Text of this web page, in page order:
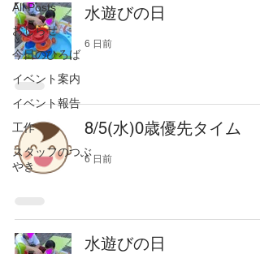
All Posts
おしらせ
今日のひろば
イベント案内
イベント報告
工作
スタッフのつぶ
やき
水遊びの日
6 日前
8/5(水)0歳優先タイム
6 日前
水遊びの日